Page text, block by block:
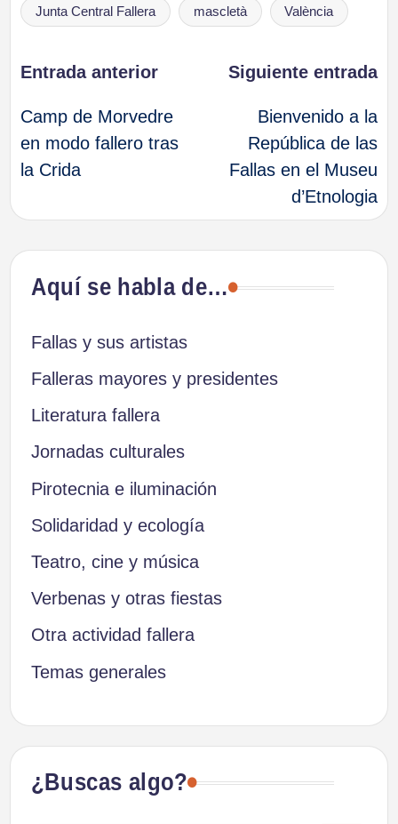
Junta Central Fallera mascletà València
Navegación
de
entradas
Entrada anterior
Camp de Morvedre
en modo fallero tras
la Crida
Siguiente entrada
Bienvenido a la
República de las
Fallas en el Museu
d’Etnologia
Aquí se habla de…
Fallas y sus artistas
Falleras mayores y presidentes
Literatura fallera
Jornadas culturales
Pirotecnia e iluminación
Solidaridad y ecología
Teatro, cine y música
Verbenas y otras fiestas
Otra actividad fallera
Temas generales
¿Buscas algo?